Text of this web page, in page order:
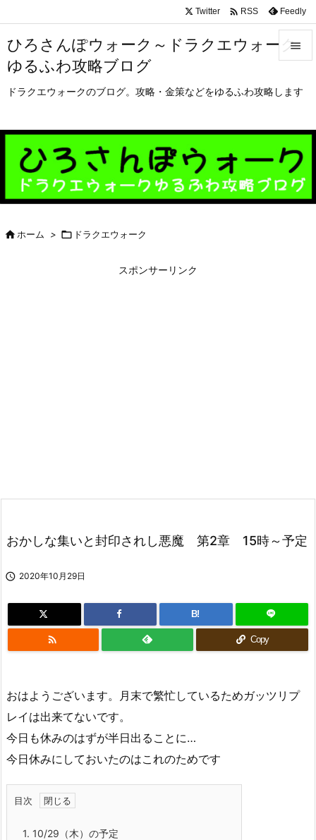
ひろさんぽウォーク～ドラクエウォーク
ゆるふわ攻略ブログ
ドラクエウォークのブログ。攻略・金策などをゆるふわ攻略します

メニュ

前へ

次へ
Twitter  RSS Feedly
ホーム >  ドラクエウォーク
スポンサーリンク
おかしな集いと封印されし悪魔 第2章 15時～予定
 2020年10月29日
B!
 Copy
おはようございます。月末で繁忙しているためガッツリプ
レイは出来てないです。
今日も休みのはずが半日出ることに…
今日休みにしておいたのはこれのためです
目次
1. 10/29（木）の予定